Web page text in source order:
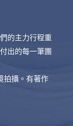
的主力行程重
出的每一筆團
拍攝。有著作